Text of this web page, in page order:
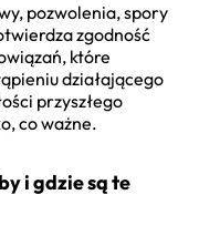
pozwolenia, spory
zgodność
które
działającego
przyszłego
co ważne.
i gdzie są te